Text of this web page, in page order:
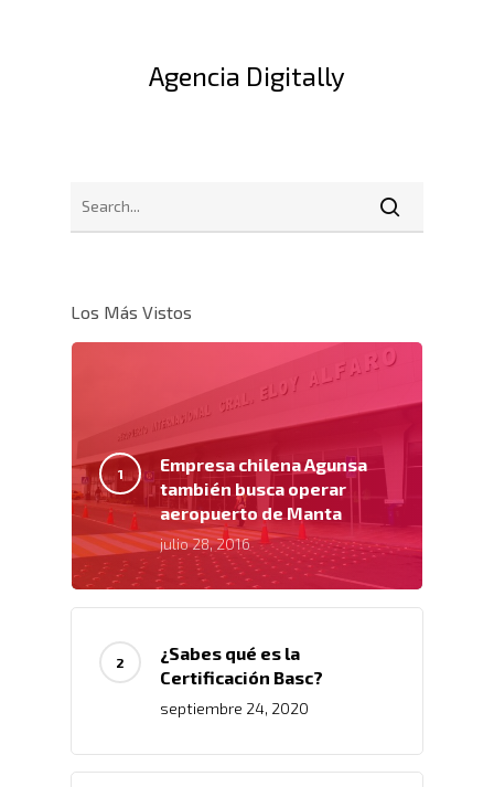
Agencia Digitally
Los Más Vistos
Empresa chilena Agunsa
también busca operar
aeropuerto de Manta
julio 28, 2016
¿Sabes qué es la
Certificación Basc?
septiembre 24, 2020